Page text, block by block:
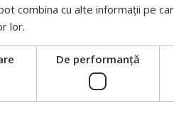
N.E.W.S Records
Magazine Magento2
combina cu alte informații pe
lor.
De performanță